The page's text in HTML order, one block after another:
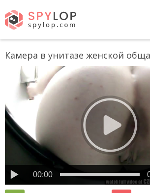
Камера в унитазе женской
00:00